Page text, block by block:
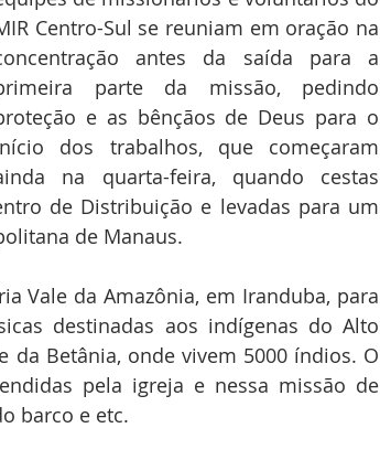
Centro-Sul se reuniam em oração na
antes da saída para a
parte da missão, pedindo
e as bênçãos de Deus para o
dos trabalhos, que começaram
na quarta-feira, quando cestas
de Distribuição e levadas para um
de Manaus.
Vale da Amazônia, em Iranduba, para
destinadas aos indígenas do Alto
da Betânia, onde vivem 5000 índios. O
pela igreja e nessa missão de
barco e etc.